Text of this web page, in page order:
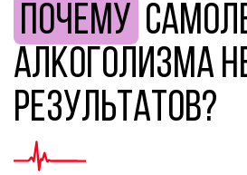
Почему
алкоголизма
результатов?